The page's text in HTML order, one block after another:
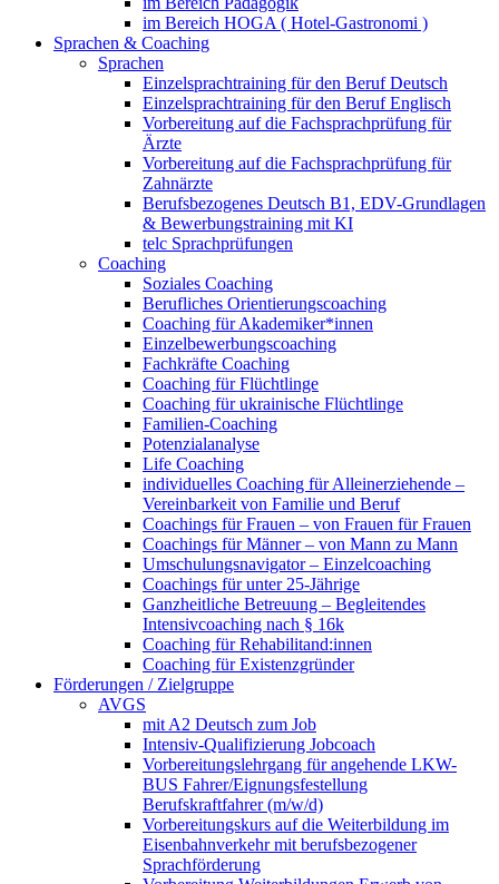
im Bereich HOGA ( Hotel-Gastronomi )
Sprachen & Coaching
Sprachen
Einzelsprachtraining für den Beruf Deutsch
Einzelsprachtraining für den Beruf Englisch
Vorbereitung auf die Fachsprachprüfung für
Ärzte
Vorbereitung auf die Fachsprachprüfung für
Zahnärzte
Berufsbezogenes Deutsch B1, EDV-Grundlagen
& Bewerbungstraining mit KI
telc Sprachprüfungen
Coaching
Soziales Coaching
Berufliches Orientierungscoaching
Coaching für Akademiker*innen
Einzelbewerbungscoaching
Fachkräfte Coaching
Coaching für Flüchtlinge
Coaching für ukrainische Flüchtlinge
Familien-Coaching
Potenzialanalyse
Life Coaching
individuelles Coaching für Alleinerziehende –
Vereinbarkeit von Familie und Beruf
Coachings für Frauen – von Frauen für Frauen
Coachings für Männer – von Mann zu Mann
Umschulungsnavigator – Einzelcoaching
Coachings für unter 25-Jährige
Ganzheitliche Betreuung – Begleitendes
Intensivcoaching nach § 16k
Coaching für Rehabilitand:innen
Coaching für Existenzgründer
Förderungen / Zielgruppe
AVGS
mit A2 Deutsch zum Job
Intensiv-Qualifizierung Jobcoach
Vorbereitungslehrgang für angehende LKW-
BUS Fahrer/Eignungsfestellung
Berufskraftfahrer (m/w/d)
Vorbereitungskurs auf die Weiterbildung im
Eisenbahnverkehr mit berufsbezogener
Sprachförderung